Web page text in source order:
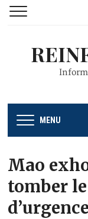
MENU
Mao
tomber le
d’urgence